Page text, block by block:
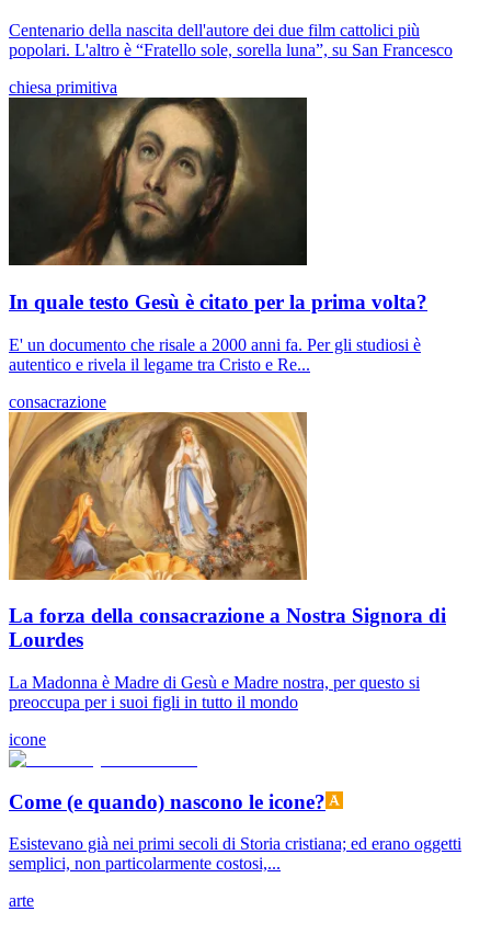
Centenario della nascita dell'autore dei due film cattolici più
popolari. L'altro è “Fratello sole, sorella luna”, su San Francesco
chiesa primitiva
In quale testo Gesù è citato per la prima volta?
E' un documento che risale a 2000 anni fa. Per gli studiosi è
autentico e rivela il legame tra Cristo e Re...
consacrazione
La forza della consacrazione a Nostra Signora di
Lourdes
La Madonna è Madre di Gesù e Madre nostra, per questo si
preoccupa per i suoi figli in tutto il mondo
icone
Come (e quando) nascono le icone?
Esistevano già nei primi secoli di Storia cristiana; ed erano oggetti
semplici, non particolarmente costosi,...
arte